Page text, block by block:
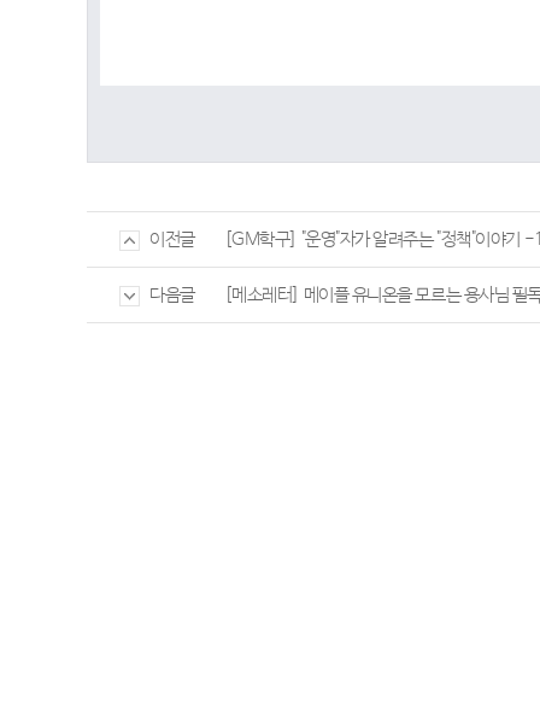
이전글 [GM학구] "운영"자가 알려주는 "정책"이야기
다음글 [메소레터] 메이플 유니온을 모르는 용사님 필